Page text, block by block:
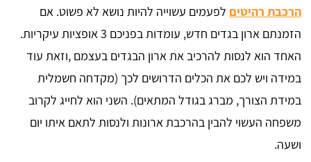
הרכבת רהיטים לפעמים עשוייה להיות נושא לא פשוט. אם
הזמנתם ארון בגדים חדש, עומדות בפניכם 3 אופציות עיקריות.
האחד הוא לנסות להרכיב את ארון הבגדים בעצמם ,וזאת עוד
במידה ויש לכם את הכלים הדרושים לכך (מקדחה חשמלית
במידת הצורך, מברג בגודל המתאים). השני הוא לחייג לקרוב
משפחה העשוי להבין בהרכבת ארונות ולנסות לתאם איתו יום
ושעה.